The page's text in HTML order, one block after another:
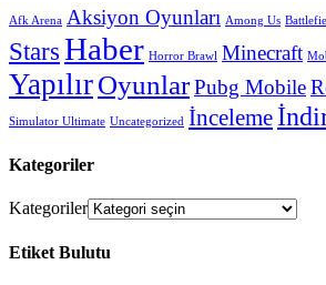
Afk Arena Aksiyon Oyunları Among Us
Stars Haber Horror Brawl Minecraft
YapılırOyunlarPubg Mobile
Simulator Ultimate Uncategorized İnceleme
Kategoriler
Kategoriler
Etiket Bulutu